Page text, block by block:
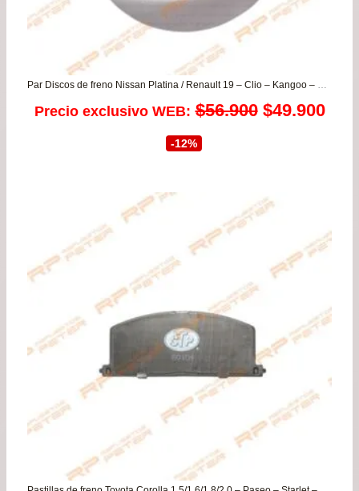
Par Discos de freno Nissan Platina / Renault 19 – Clio – Kangoo – Logan – Megane – Sandero
Precio exclusivo WEB: $56.900 El
era:
$56.900.
$49.900El
-12%